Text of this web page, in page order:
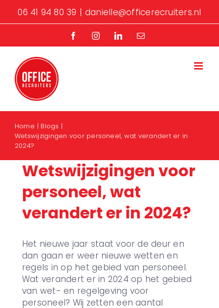
06 41 94 80 39 | danielle@officerecruiters.nl
FacebookInstagramLinkedInE-
Home
Blogs
Wetswijzigingen voor personeel, wat verandert er in
2024?
Wetswijzigingen voor
personeel, wat
verandert er in 2024?
Het nieuwe jaar staat voor de deur en
dan gaan er weer nieuwe wetten en
regels in op het gebied van personeel.
Wat verandert er in 2024 op het gebied
van wet- en regelgeving voor
personeel? Wij zetten een aantal